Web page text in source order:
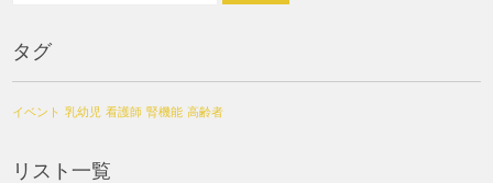
タグ
イベント 乳幼児 看護師 腎機能 高齢者
リスト一覧